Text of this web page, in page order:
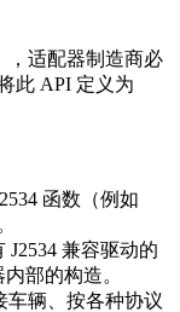
，适配器制造商必
此 API 定义为
函数（例如
兼容驱动的
部的构造。
车辆、按各种协议